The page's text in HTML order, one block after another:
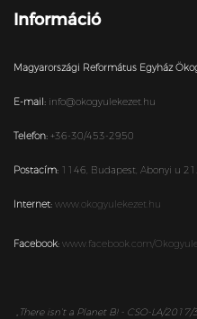
Információ
Magyarországi Református Egyház
E-mail: info@okogyulekezet.hu
Telefon: +36-30/453-2950
Postacím: 1146, Budapest, Abonyi u 21.
Internet: www.okogyulekezet.hu
Facebook: www.facebook.com/
„ There isn’t a Planet B! - CSO-LA/